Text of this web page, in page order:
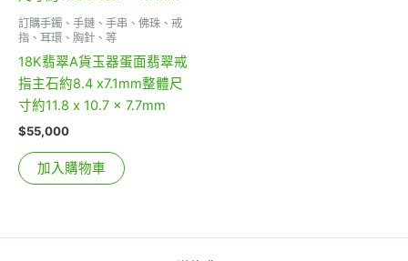
訂購手鐲、手鏈、手串、佛珠、戒
指、耳環、胸針、等
18K翡翠A貨玉器蛋面翡翠戒
指主石約8.4 x7.1mm整體尺
寸約11.8 x 10.7 x 7.7mm
$55,000
加入購物車